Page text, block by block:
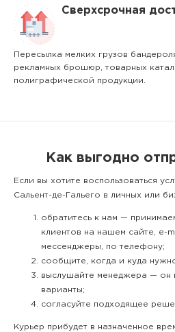
Сверхсрочная
Пересылка мелких грузов
рекламных брошюр, товарных
полиграфической продукции.
Как выгодно
Если вы хотите воспользоваться
Сальент-де-Гальего в личных или
обратитесь к нам —
клиентов на нашем сайте, e-
мессенджеры, по телефону;
сообщите, когда и куда
выслушайте менеджера — он
варианты;
согласуйте подходящее
Курьер прибудет в назначенное